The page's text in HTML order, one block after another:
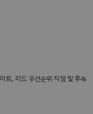
트, 리드 우선순위 지정 및 후속